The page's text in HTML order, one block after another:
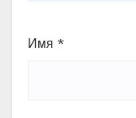
Имя *